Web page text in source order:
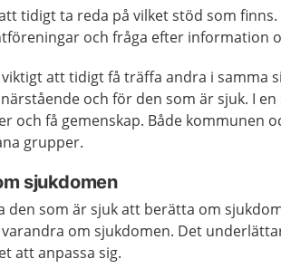
tidigt ta reda på vilket stöd som
och fråga efter information
att tidigt få träffa andra i samma
och för den som är sjuk. I
och få gemenskap. Både kommunen
grupper.
sjukdomen
den som är sjuk att berätta om
om sjukdomen. Det
att anpassa sig.